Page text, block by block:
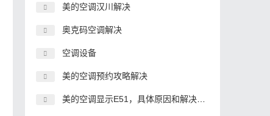
美的空调汉川解决
奥克码空调解决
空调设备
美的空调预约攻略解决
美的空调显示E51，具体原因和解决办法